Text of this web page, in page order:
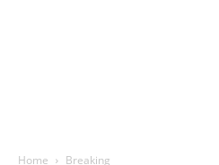
Home Breaking